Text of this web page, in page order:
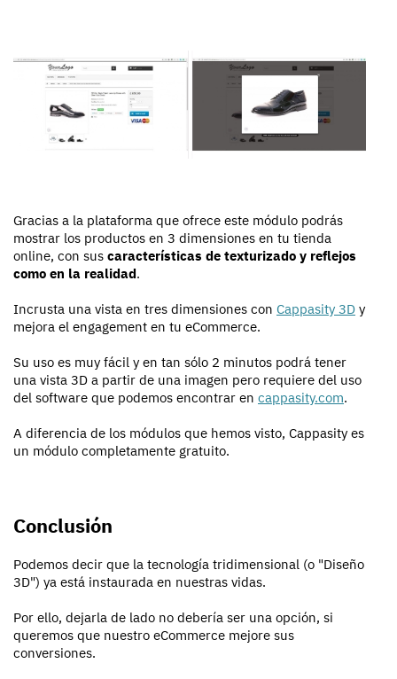
Gracias a la plataforma que ofrece este módulo podrás
mostrar los productos en 3 dimensiones en tu tienda
online, con sus características de texturizado y reflejos
como en la realidad.
Incrusta una vista en tres dimensiones con Cappasity 3D y
mejora el engagement en tu eCommerce.
Su uso es muy fácil y en tan sólo 2 minutos podrá tener
una vista 3D a partir de una imagen pero requiere del uso
del software que podemos encontrar en cappasity.com.
A diferencia de los módulos que hemos visto, Cappasity es
un módulo completamente gratuito.
Conclusión
Podemos decir que la tecnología tridimensional (o "Diseño
3D") ya está instaurada en nuestras vidas.
Por ello, dejarla de lado no debería ser una opción, si
queremos que nuestro eCommerce mejore sus
conversiones.